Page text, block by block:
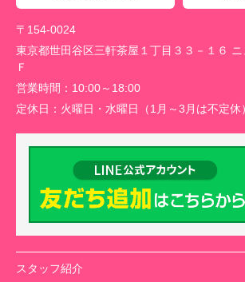
〒154-0024
東京都世田谷区三軒茶屋１丁目３３－１６
Ｆ
営業時間： 10:00～18:00
定休日： 火曜日・水曜日（1月～3月は不定休）
スタッフ紹介